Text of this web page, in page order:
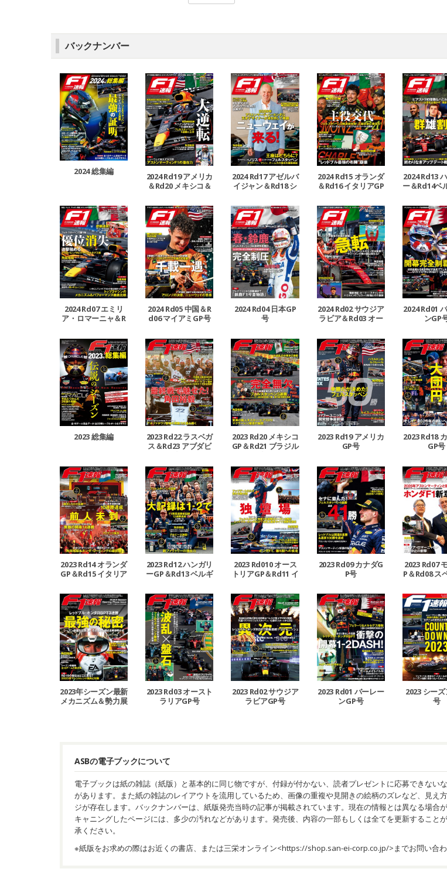
バックナンバー
2024 総集編
2024 Rd19 アメリカ
＆Rd20 メキシコ＆
2024 Rd17 アゼルバ
イジャン＆Rd18 シ
2024 Rd15 オランダ
＆Rd16 イタリアGP
2024 Rd13
ー＆Rd14ベ
2024 Rd07 エミリ
ア・ロマーニャ＆R
カナダGP号
2024 Rd05 中国＆R
d06 マイアミGP号
2024 Rd04 日本GP
号
2024 Rd02 サウジア
ラビア＆Rd03 オー
2024 Rd01
ンGP
2023 総集編
2023 Rd22 ラスベガ
ス＆Rd23 アブダビ
2023 Rd20 メキシコ
GP＆Rd21 ブラジル
2023 Rd19 アメリカ
GP号
2023 Rd18
GP号
2023 Rd14 オランダ
GP＆Rd15 イタリア
2023 Rd12 ハンガリ
ーGP＆Rd13 ベルギ
2023 Rd010 オース
トリアGP＆Rd11 イ
2023 Rd09 カナダG
P号
2023 Rd07
P＆Rd08 ス
2023年シーズン最新
メカニズム＆勢力展
望号
2023 Rd03 オースト
ラリアGP号
2023 Rd02 サウジア
ラビアGP号
2023 Rd01 バーレー
ンGP号
2023 シー
号
ASBの電子ブックについて
電子ブックは紙の雑誌（紙版）と基本的に同じ物ですが、付録が付かない、読者プレゼントに応募できない
があります。また紙の雑誌のレイアウトを流用しているため、画像の重複や見開きの絵柄のズレなど、見え
ジが存在します。バックナンバーは、紙版発売当時の記事が掲載されています。現在の情報とは異なる場合
キャニングしたページには、多少の汚れなどがあります。発売後、内容の一部もしくは全てを更新すること
承ください。
※紙版をお求めの際はお近くの書店、または三栄オンライン<https://shop.san-ei-corp.co.jp/>までお問い合わ